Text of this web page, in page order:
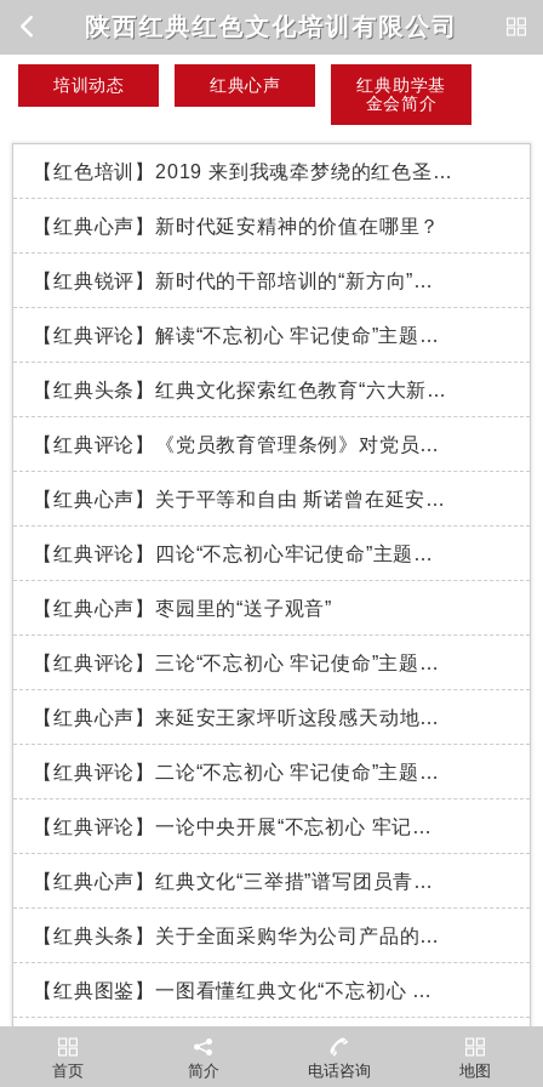
陕西红典红色文化培训有限公司
培训动态 红典心声
红典助学基
金会简介
【红色培训】2019 来到我魂牵梦绕的红色圣地--延安
【红典心声】新时代延安精神的价值在哪里？
【红典锐评】新时代的干部培训的“新方向”在哪？
【红典评论】解读“不忘初心 牢记使命”主题教育工作会精神
【红典头条】红典文化探索红色教育“六大新模式”
【红典评论】《党员教育管理条例》对党员提出哪些新要求？
【红典心声】关于平等和自由 斯诺曾在延安这样说
【红典评论】四论“不忘初心牢记使命”主题教育活动的重要意义
【红典心声】枣园里的“送子观音”
【红典评论】三论“不忘初心 牢记使命”主题教育活动的重要意义
【红典心声】来延安王家坪听这段感天动地的红色故事
【红典评论】二论“不忘初心 牢记使命”主题教育活动重大意义
【红典评论】一论中央开展“不忘初心 牢记使命”主题教育活动的重要意义
【红典心声】红典文化“三举措”谱写团员青年红色教育新篇章
【红典头条】关于全面采购华为公司产品的通知
【红典图鉴】一图看懂红典文化“不忘初心 牢记使命”主题教育方案
首页 简介 电话咨询 地图